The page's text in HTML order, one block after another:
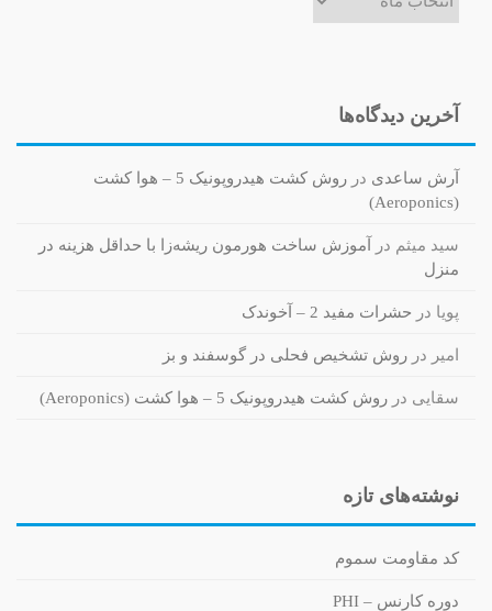
آخرین دیدگاه‌ها
آرش ساعدی در
روش کشت هیدروپونیک 5 – هوا کشت
(Aeroponics)
سید میثم در
آموزش ساخت هورمون ریشه‌زا با حداقل هزینه در
منزل
پویا در حشرات مفید 2 – آخوندک
امیر در روش تشخیص فحلی در گوسفند و بز
سقایی در روش کشت هیدروپونیک 5 – هوا کشت (Aeroponics)
نوشته‌های تازه
کد مقاومت سموم
دوره کارنس – PHI